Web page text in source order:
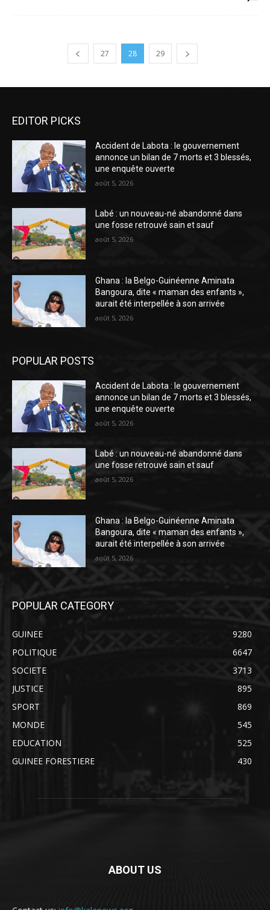
27 28 29
EDITOR PICKS
Accident de Labota : le gouvernement
annonce un bilan de 7 morts et 3 blessés,
une enquête ouverte
août 5, 2026
Labé : un nouveau-né abandonné dans
une fosse retrouvé sain et sauf
août 5, 2026
Ghana : la Belgo-Guinéenne Aminata
Bangoura, dite « maman des enfants »,
aurait été interpellée à son arrivée
août 5, 2026
POPULAR POSTS
Accident de Labota : le gouvernement
annonce un bilan de 7 morts et 3 blessés,
une enquête ouverte
août 5, 2026
Labé : un nouveau-né abandonné dans
une fosse retrouvé sain et sauf
août 5, 2026
Ghana : la Belgo-Guinéenne Aminata
Bangoura, dite « maman des enfants »,
aurait été interpellée à son arrivée
août 5, 2026
POPULAR CATEGORY
GUINEE
9280
POLITIQUE
6647
SOCIETE
3713
JUSTICE
895
SPORT
869
MONDE
545
EDUCATION
525
GUINEE FORESTIERE
430
ABOUT US